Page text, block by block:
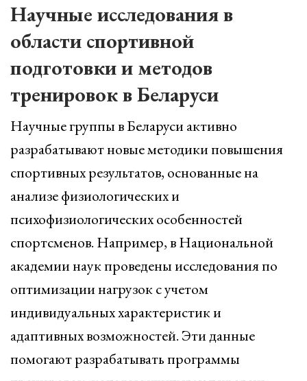
Научные исследования в
области спортивной
подготовки и методов
тренировок в Беларуси
Научные группы в Беларуси активно
разрабатывают новые методики повышения
спортивных результатов, основанные на
анализе физиологических и
психофизиологических особенностей
спортсменов. Например, в Национальной
академии наук проведены исследования по
оптимизации нагрузок с учетом
индивидуальных характеристик и
адаптивных возможностей. Эти данные
помогают разрабатывать программы